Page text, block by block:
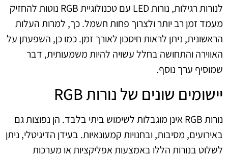
לנורות רגילות, נורות LED עם טכנולוגיית RGB נוטות להחזיק
מעמד זמן רב יותר ולצרוך פחות חשמל. כך, למרות העלות
הראשונית, ניתן לראות חיסכון לאורך זמן. כמו כן, השפעתן על
האווירה והתחושה בחלל עשויה להיות משמעותית, דבר
שמוסיף ערך נוסף.
יישומים שונים של נורות RGB
נורות RGB אינן מוגבלות לשימוש ביתי בלבד. הן נפוצות גם
באירועים, מסיבות, ובחנויות קמעונאיות. בעידן הדיגיטלי, ניתן
לשלוט בנורות הללו באמצעות אפליקציות או מערכות